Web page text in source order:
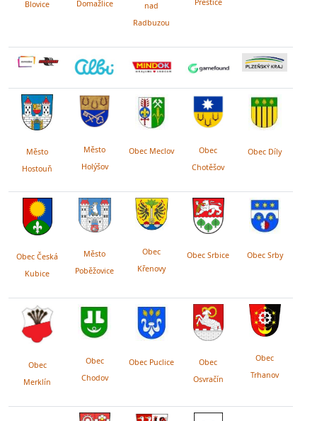
Blovice
Domažlice
nad
Radbuzou
Město
Hostouň
Město
Holýšov
Obec Meclov
Obec
Chotěšov
Obec Díly
Obec Česká
Kubice
Město
Poběžovice
Obec
Křenovy
Obec Srbice Obec Srby
Obec
Merklín
Obec
Chodov
Obec Puclice
Obec
Osvračín
Obec
Trhanov